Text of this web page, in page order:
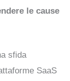
le cause
sfida
SaaS